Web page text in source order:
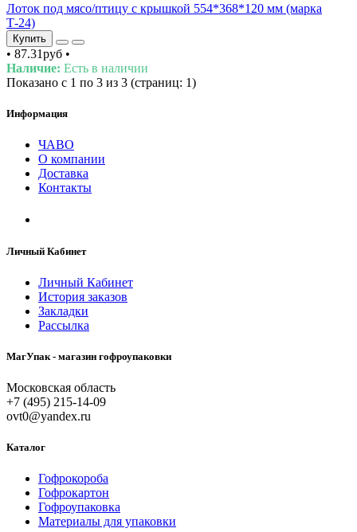
Лоток под мясо/птицу с крышкой 554*368*120 мм (марка
Т-24)
Купить
• 87.31руб •
Наличие: Есть в наличии
Показано с 1 по 3 из 3 (страниц: 1)
Информация
ЧАВО
О компании
Доставка
Контакты
Личный Кабинет
Личный Кабинет
История заказов
Закладки
Рассылка
МагУпак - магазин гофроупаковки
Московская область
+7 (495) 215-14-09
ovt0@yandex.ru
Каталог
Гофрокороба
Гофрокартон
Гофроупаковка
Материалы для упаковки